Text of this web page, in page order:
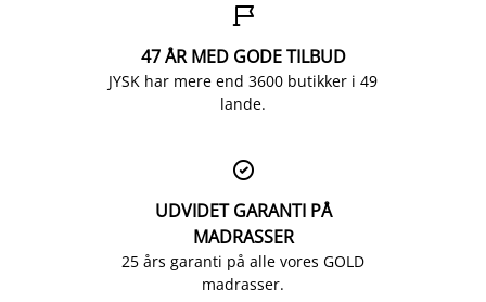

47 ÅR MED GODE TILBUD
JYSK har mere end 3600 butikker i 49
lande.

UDVIDET GARANTI PÅ
MADRASSER
25 års garanti på alle vores GOLD
madrasser.